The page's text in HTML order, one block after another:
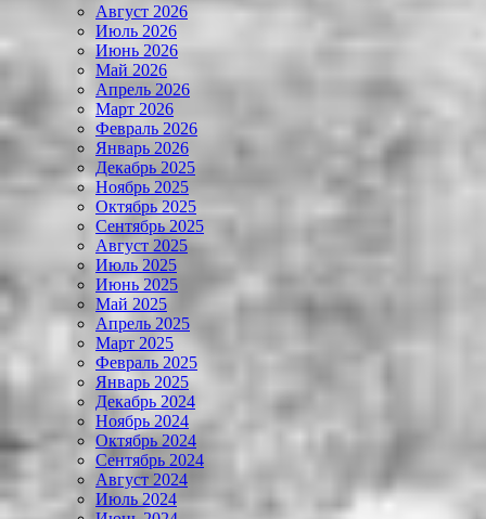
Август 2026
Июль 2026
Июнь 2026
Май 2026
Апрель 2026
Март 2026
Февраль 2026
Январь 2026
Декабрь 2025
Ноябрь 2025
Октябрь 2025
Сентябрь 2025
Август 2025
Июль 2025
Июнь 2025
Май 2025
Апрель 2025
Март 2025
Февраль 2025
Январь 2025
Декабрь 2024
Ноябрь 2024
Октябрь 2024
Сентябрь 2024
Август 2024
Июль 2024